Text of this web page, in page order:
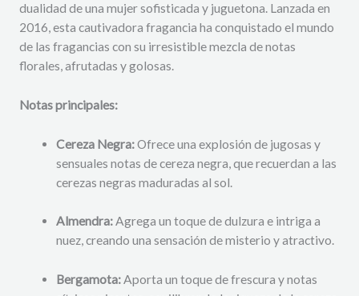
dualidad de una mujer sofisticada y juguetona. Lanzada en
2016, esta cautivadora fragancia ha conquistado el mundo
de las fragancias con su irresistible mezcla de notas
florales, afrutadas y golosas.
Notas principales:
Cereza Negra:Ofrece una explosión de jugosas y
sensuales notas de cereza negra, que recuerdan a las
cerezas negras maduradas al sol.
Almendra:Agrega un toque de dulzura e intriga a
nuez, creando una sensación de misterio y atractivo.
Bergamota:Aporta un toque de frescura y notas